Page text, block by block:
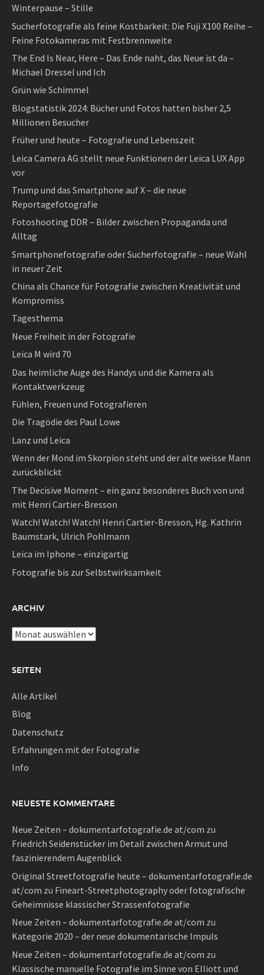
Winterpause – Stille
Sucherfotografie als feine Kostbarkeit: Die Fuji X100 Reihe –
Feine Fotokameras mit Festbrennweite
The End Is Near, Here – Das Ende naht, das Neue ist da –
Michael Dressel und Ich
Grün wie Schimmel
Blogstatistik 2024: Bücher und Fotos hatten bisher 2,5
Millionen Besucher
Früher und heute – Fotografie und Lebenszeit
Leica Camera AG stellt neue Funktionen der Leica LUX App
vor
Trump und das Smartphone auf X – die neue
Reportagefotografie
Fotoshooting DDR – Bilder zwischen Propaganda und
Alltag
Smartphonefotografie oder Sucherfotografie – neue Wahl
in neuer Zeit
China als Chance für Fotografie zwischen Kreativität und
Kompromiss
Tagesthema
Neue Freiheit in der Fotografie
Leica M wird 70
Das heimliche Auge des Handys und die Kamera als
Kontaktwerkzeug
Fühlen, Freuen und Fotografieren
Die Tragödie des Paul Lowe
Lanz und Leica
Wenn der Mond im Skorpion steht und der alte weisse Mann
zurückblickt
The Decisive Moment – ein ganz besonderes Buch von und
mit Henri Cartier-Bresson
Watch! Watch! Watch! Henri Cartier-Bresson, Hg. Kathrin
Baumstark, Ulrich Pohlmann
Leica im Iphone – einzigartig
Fotografie bis zur Selbstwirksamkeit
ARCHIV
Archiv
SEITEN
Alle Artikel
Blog
Datenschutz
Erfahrungen mit der Fotografie
Info
NEUESTE KOMMENTARE
Neue Zeiten – dokumentarfotografie.de at/com zu
Friedrich Seidenstücker im Detail zwischen Armut und
faszinierendem Augenblick
Original Streetfotografie heute – dokumentarfotografie.de
at/com zu Fineart-Streetphotography oder fotografische
Geheimnisse klassischer Strassenfotografie
Neue Zeiten – dokumentarfotografie.de at/com zu
Kategorie 2020 – der neue dokumentarische Impuls
Neue Zeiten – dokumentarfotografie.de at/com zu
Klassische manuelle Fotografie im Sinne von Elliott und